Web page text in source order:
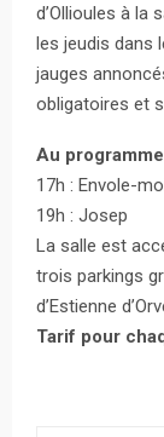
d’Ollioules à la
les jeudis dans
jauges
obligatoires et
Au
17h : Envole-
19h : Josep
La salle est
trois parkings
d’Estienne
Tarif pour